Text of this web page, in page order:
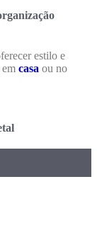
estilo e
casa ou no